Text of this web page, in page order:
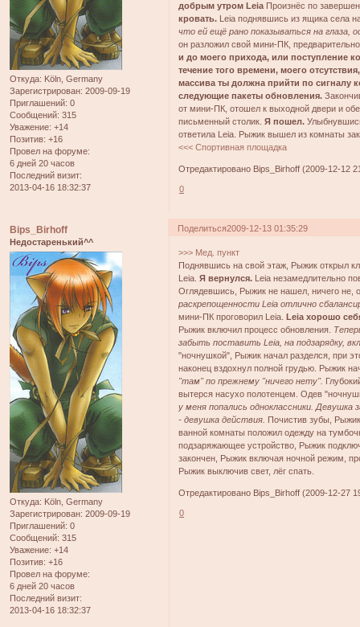
Откуда: Köln, Germany
Зарегистрирован: 2009-09-19
Приглашений: 0
Сообщений: 315
Уважение: +14
Позитив: +16
Провел на форуме:
6 дней 20 часов
Последний визит:
2013-04-16 18:32:37
добрым утром Leia Произнёс по
кровать. Leia поднявшись из ящика села
что ей ещё рано показываться на глаза,
он разложил свой мини-ПК,
и до моего прихода, или поступление
течение того времени, моего
массива ты должна прийти по сигналу
следующие пакеты обновления.
от мини-ПК, отошел к выходной двери и
письменный столик.Я пошел.
ответила Leia. Рыжик вышел из комнаты
<<< Спортивная площадка
Отредактировано Bips_Birhoff (2009-12-12
0
Поделиться2009-12-13 01:35:29
Bips_Birhoff
Недостаренький^^
Откуда: Köln, Germany
Зарегистрирован: 2009-09-19
Приглашений: 0
Сообщений: 315
Уважение: +14
Позитив: +16
Провел на форуме:
6 дней 20 часов
Последний визит:
2013-04-16 18:32:37
>>> Мед. пункт
Поднявшись на свой этаж, Рыжик открыл
Leia.Я вернулся. Leia незамедлительно
Оглядевшись, Рыжик не нашел, ничего не,
раскрепощенности Leia отлично
мини-ПК проговорил Leia. Leia хорошо
Рыжик включил процесс обновления.
забыть поставить Leia, на подзарядку,
"ночнушкой", Рыжик начал разделся, при
наконец вздохнул полной грудью. Рыжик
"там" по прежнему "ничего нету".
вытерся насухо полотенцем. Одев
у меня попались одноклассники.
- девушка действия. Почистив зубы,
ванной комнаты положил одежду на
подзаряжающее устройство, Рыжик
закончен, Рыжик включая ночной режим,
Рыжик выключив свет, лёг спать.
Отредактировано Bips_Birhoff (2009-12-27
0